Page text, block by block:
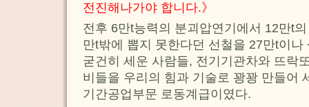
전진해나가야 합니다.》
전후 6만t능력의 분괴압연기에서 12만t
만t밖에 뽑지 못한다던 선철을 27만t이
굳건히 세운 사람들, 전기기관차와 뜨락
비들을 우리의 힘과 기술로 꽝꽝 만들어
기간공업부문 로동계급이였다.